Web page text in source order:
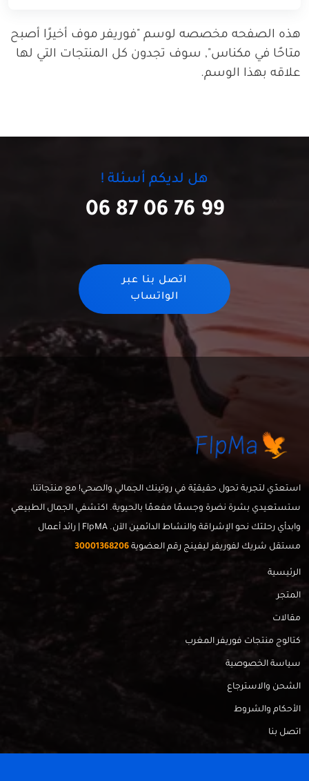
هذه الصفحه مخصصه لوسم "فوريفر موف أخيرًا أصبح
متاحًا في مكناس", سوف تجدون كل المنتجات التي لها
علاقه بهذا الوسم.
هل لديكم أسئلة !
06 87 06 76 99
اتصل بنا عبر
الواتساب
استعدّي لتجربة تحول حقيقيّة في روتينك الجمالي والصحي! مع منتجاتنا،
ستستعيدي بشرة نضرة وجسمًا مفعمًا بالحيوية. اكتشفي الجمال الطبيعي
وابدأي رحلتك نحو الإشراقة والنشاط الدائمين الآن. FlpMA | رائد أعمال
مستقل شريك لفوريفر ليفينج رقم العضوية 30001368206
الرئيسية
المتجر
مقالات
كتالوج منتجات فوريفر المغرب
سياسة الخصوصية
الشحن والاسترجاع
الأحكام والشروط
اتصل بنا